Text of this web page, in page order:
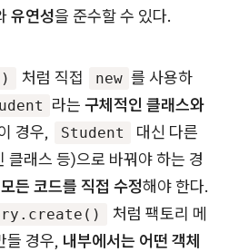
유연성을 준수할 수 있다.
처럼 직접 new 를 사용하
라는 구체적인 클래스와
경우, Student
대신 다른
클래스 등)으로 바꿔야 하는 경
든 코드를 직접 수정해야 한다.
처럼 팩토리 메
들 경우, 내부에서는 어떤 객체